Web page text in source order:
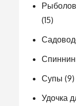
(15)
Супы (9)
Удочка